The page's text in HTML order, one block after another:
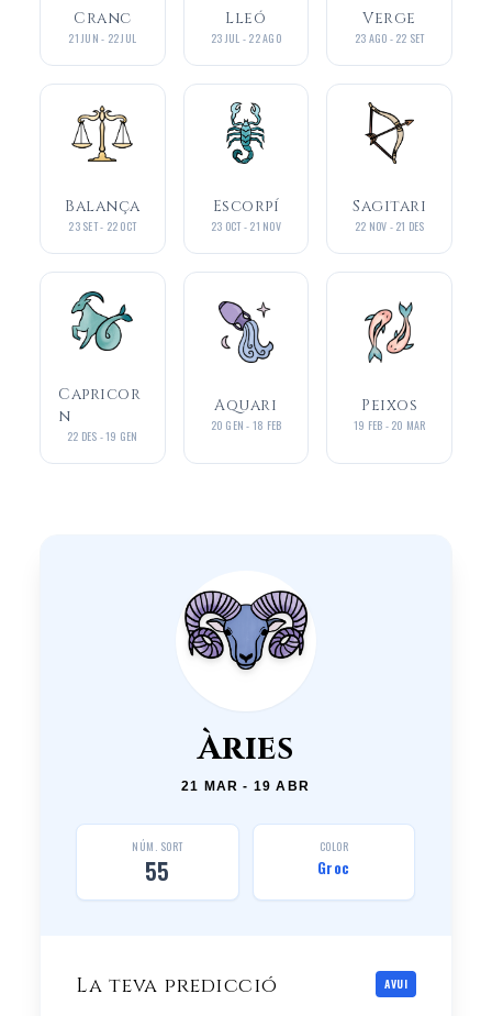
Cranc
21 JUN - 22 JUL
Lleó
23 JUL - 22 AGO
Verge
23 AGO - 22 SET
Balança
23 SET - 22 OCT
Escorpí
23 OCT - 21 NOV
Sagitari
22 NOV - 21 DES
Capricor
n
22 DES - 19 GEN
Aquari
20 GEN - 18 FEB
Peixos
19 FEB - 20 MAR
Àries
21 MAR - 19 ABR
NÚM. SORT
55
COLOR
Groc
AVUI
La teva predicció